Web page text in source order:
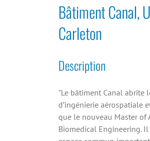
Bâtiment Canal,
Carleton
Description
"Le bâtiment Canal abrite
d’ingénierie aérospatiale
que le nouveau Master of
Biomedical Engineering.